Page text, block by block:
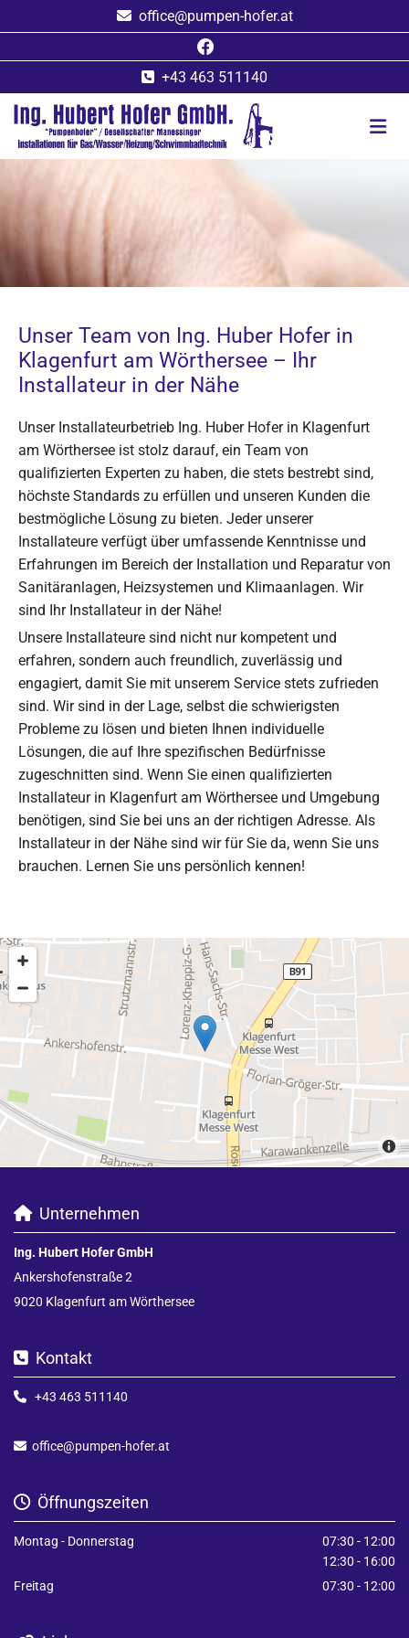
 office@pumpen-hofer.at
 +43 463 511140
Unser Team von Ing. Huber Hofer in
Klagenfurt am Wörthersee – Ihr
Installateur in der Nähe
Unser Installateurbetrieb Ing. Huber Hofer in Klagenfurt
am Wörthersee ist stolz darauf, ein Team von
qualifizierten Experten zu haben, die stets bestrebt sind,
höchste Standards zu erfüllen und unseren Kunden die
bestmögliche Lösung zu bieten. Jeder unserer
Installateure verfügt über umfassende Kenntnisse und
Erfahrungen im Bereich der Installation und Reparatur von
Sanitäranlagen, Heizsystemen und Klimaanlagen. Wir
sind Ihr Installateur in der Nähe!
Unsere Installateure sind nicht nur kompetent und
erfahren, sondern auch freundlich, zuverlässig und
engagiert, damit Sie mit unserem Service stets zufrieden
sind. Wir sind in der Lage, selbst die schwierigsten
Probleme zu lösen und bieten Ihnen individuelle
Lösungen, die auf Ihre spezifischen Bedürfnisse
zugeschnitten sind. Wenn Sie einen qualifizierten
Installateur in Klagenfurt am Wörthersee und Umgebung
benötigen, sind Sie bei uns an der richtigen Adresse. Als
Installateur in der Nähe sind wir für Sie da, wenn Sie uns
brauchen. Lernen Sie uns persönlich kennen!
Unternehmen
Ing. Hubert Hofer GmbH
Ankershofenstraße 2
9020 Klagenfurt am Wörthersee
 Kontakt
 +43 463 511140
 office@pumpen-hofer.at
Öffnungszeiten
Montag - Donnerstag
07:30 - 12:00
12:30 - 16:00
Freitag
07:30 - 12:00